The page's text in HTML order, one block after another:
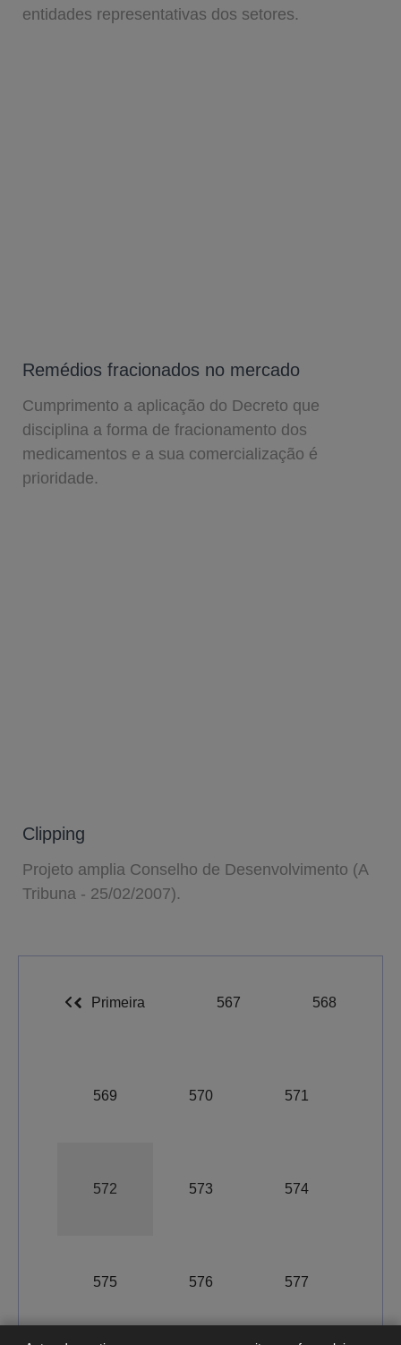
entidades representativas dos setores.
Remédios fracionados no mercado
Cumprimento a aplicação do Decreto que
disciplina a forma de fracionamento dos
medicamentos e a sua comercialização é
prioridade.
Clipping
Projeto amplia Conselho de Desenvolvimento (A
Tribuna - 25/02/2007).
Primeira 567 568
569 570 571
572 573 574
575 576 577